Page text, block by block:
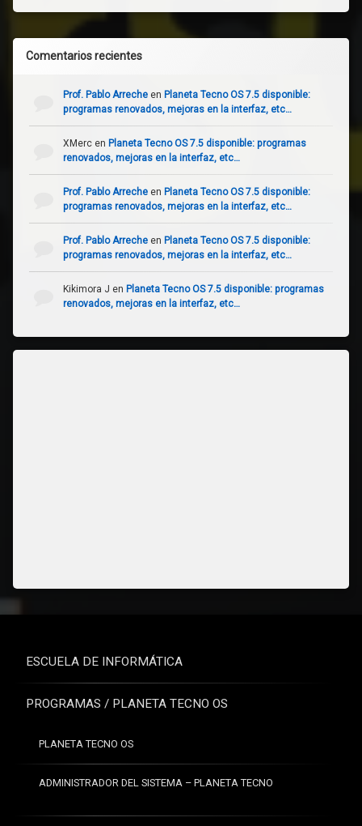
Comentarios recientes
Prof. Pablo Arrecheen Planeta Tecno OS 7.5 disponible:
programas renovados, mejoras en la interfaz, etc…
XMercen Planeta Tecno OS 7.5 disponible: programas
renovados, mejoras en la interfaz, etc…
Prof. Pablo Arrecheen Planeta Tecno OS 7.5 disponible:
programas renovados, mejoras en la interfaz, etc…
Prof. Pablo Arrecheen Planeta Tecno OS 7.5 disponible:
programas renovados, mejoras en la interfaz, etc…
Kikimora J en Planeta Tecno OS 7.5 disponible: programas
renovados, mejoras en la interfaz, etc…
ESCUELA DE INFORMÁTICA
PROGRAMAS / PLANETA TECNO OS
PLANETA TECNO OS
ADMINISTRADOR DEL SISTEMA – PLANETA TECNO